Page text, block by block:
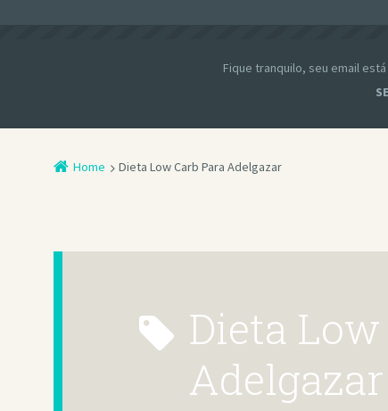
Fique tranquilo, seu email
Home Dieta Low Carb Para Adelgazar
Dieta Low Carb Para
Adelgazar